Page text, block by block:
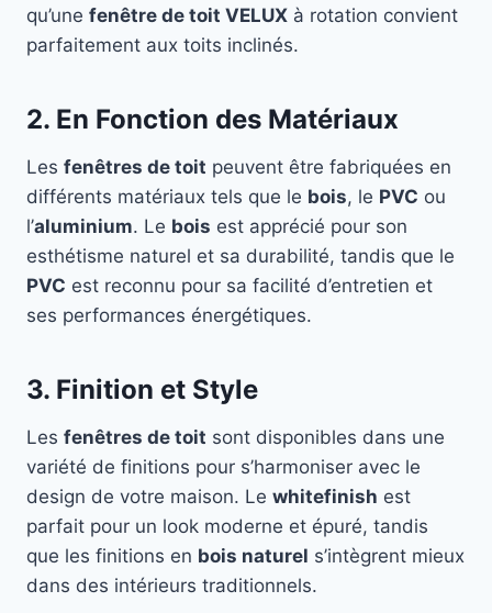
qu’une fenêtre de toit VELUX à rotation convient
parfaitement aux toits inclinés.
2. En Fonction des Matériaux
Les fenêtres de toit peuvent être fabriquées en
différents matériaux tels que le bois, le PVC ou
l’aluminium. Le bois est apprécié pour son
esthétisme naturel et sa durabilité, tandis que le
PVC est reconnu pour sa facilité d’entretien et
ses performances énergétiques.
3. Finition et Style
Les fenêtres de toit sont disponibles dans une
variété de finitions pour s’harmoniser avec le
design de votre maison. Le whitefinish est
parfait pour un look moderne et épuré, tandis
que les finitions en bois naturel s’intègrent mieux
dans des intérieurs traditionnels.